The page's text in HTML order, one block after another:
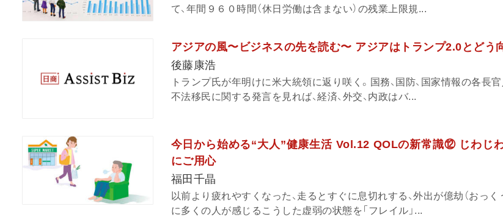
て、年間９６０時間（休日労働は含まない）の残業上限規...
アジアの風〜ビジネスの先を読む〜 アジアはトランプ2.0とどう
後藤康浩
トランプ氏が年明けに米大統領に返り咲く。国務、国防、国家情報の各長官
不法移民に関する発言を見れば、経済、外交、内政はバ...
今日から始める“大人”健康生活 Vol.12 QOLの新常識⑫ じわじ
にご用心
福田千晶
以前より疲れやすくなった、走るとすぐに息切れする、外出が億劫（おっ
に多くの人が感じるこうした虚弱の状態を「フレイル」...